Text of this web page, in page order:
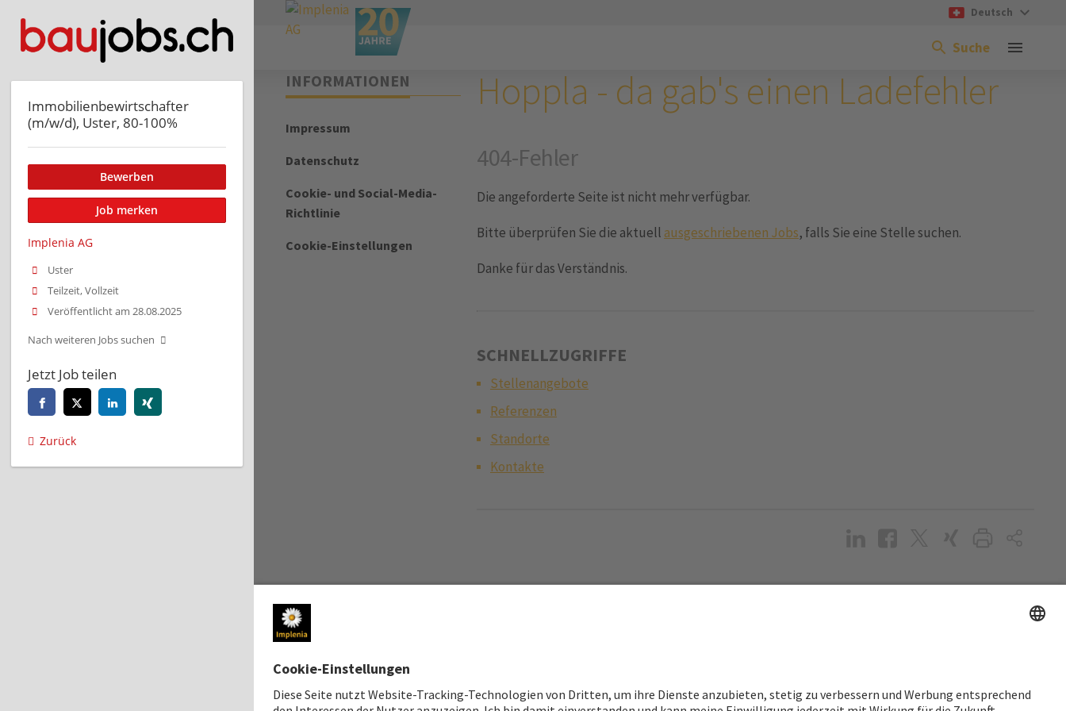
Immobilienbewirtschafter
(m/w/d), Uster, 80-100%
Bewerben
Job merken
Implenia AG
Uster
Teilzeit, Vollzeit
Veröffentlicht am 28.08.2025
Nach weiteren Jobs suchen
Jetzt Job teilen
Zurück